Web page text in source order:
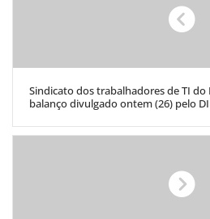
Sindicato dos trabalhadores de TI do
balanço divulgado ontem (26) pelo